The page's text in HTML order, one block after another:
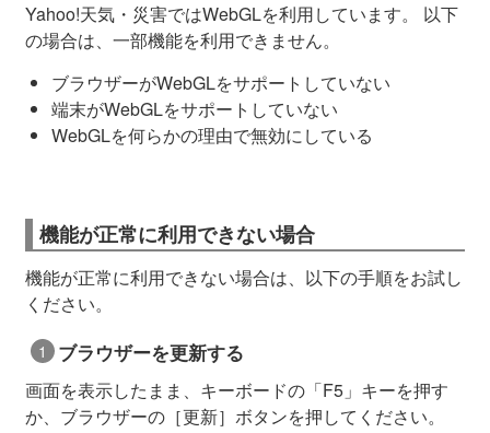
Yahoo!天気・災害ではWebGLを利用しています。 以下
の場合は、一部機能を利用できません。
ブラウザーがWebGLをサポートしていない
端末がWebGLをサポートしていない
WebGLを何らかの理由で無効にしている
機能が正常に利用できない場合
機能が正常に利用できない場合は、以下の手順をお試し
ください。
ブラウザーを更新する
画面を表示したまま、キーボードの「F5」キーを押す
か、ブラウザーの［更新］ボタンを押してください。